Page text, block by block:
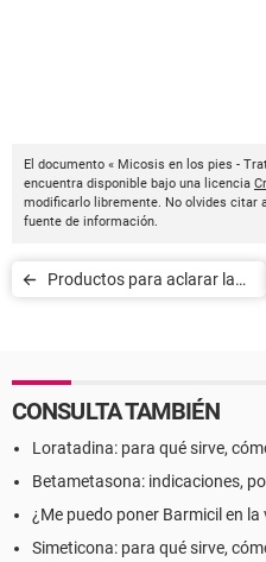
El documento « Micosis en los pies -
encuentra disponible bajo una licencia
modificarlo libremente. No olvides citar
fuente de información.
Productos para aclarar la
CONSULTA TAMBIÉN
Loratadina: para qué sirve,
Betametasona: indicaciones,
¿Me puedo poner Barmicil en la
Simeticona: para qué sirve,